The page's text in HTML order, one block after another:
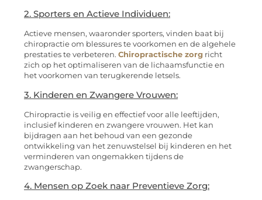
2. Sporters en Actieve Individuen:
Actieve mensen, waaronder sporters, vinden baat bij
chiropractie om blessures te voorkomen en de algehele
prestaties te verbeteren. Chiropractische zorg richt
zich op het optimaliseren van de lichaamsfunctie en
het voorkomen van terugkerende letsels.
3. Kinderen en Zwangere Vrouwen:
Chiropractie is veilig en effectief voor alle leeftijden,
inclusief kinderen en zwangere vrouwen. Het kan
bijdragen aan het behoud van een gezonde
ontwikkeling van het zenuwstelsel bij kinderen en het
verminderen van ongemakken tijdens de
zwangerschap.
4. Mensen op Zoek naar Preventieve Zorg: